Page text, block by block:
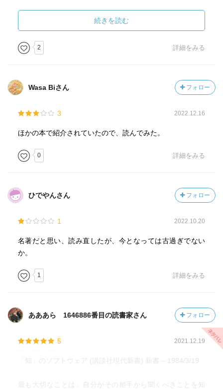
ろう。前者においては、インプットは手段である。後者に
おいては、インプットそれ自体が目的である。(p16-17)
長く引用したが、なるほど自分はどちらだろうか？ 読書
ものも興味がある。
のほうが、無目的型よりはるかに倍率が高い。(p18)
は他の書物でも言われている。アウトプットありきのイン
プットでいたい。
……自分の残り時間をインプットとアウトプットの間でど
う分配すべきかということをまず考えなければならない。
がどんどん少なくなり両者の比は低下する。すなわちアウ
トプットの質が低下する。(p22)
し行動しなければならない。大切なこと！
術“の京大式カードとか、川喜田二郎の“KJ法“とか、それに
類したもろもろの知的プロセスの技術論をそれなりに読ん
では影響を受けたのである。なるほどと思い、そいうこと
を多少は試してみた。しかし、カード作成はほんの数日も
続きを読む
2 詳細をみる
Wasa Biさん フォロー
3 2022.12.16
ほかの本で紹介されていたので、読んでみた。
0 詳細をみる
ひでやんさん フォロー
1 2022.10.20
名著だと思い、読み直したが、今となっては古過ぎでない
か。
1 詳細をみる
あああら 1646886番目の読書家さん フォロー
5 2021.12.19
「知」のソフトウェア (講談社現代新書) 新書 – 1984/3/19
最も大切なことは、自分がその相手から聞くべきことを知